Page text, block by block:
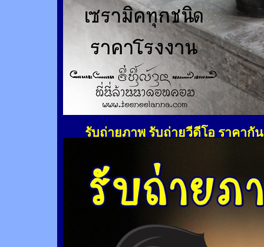
รับถ่ายภาพ รับถ่ายวีดีโอ ราคากั